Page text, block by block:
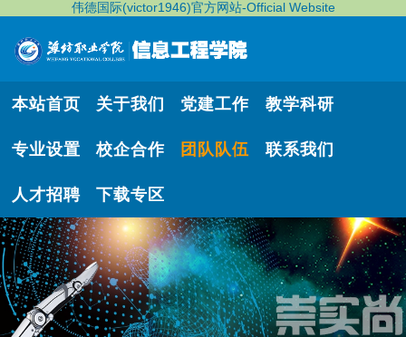
伟德国际(victor1946)官方网站-Official Website
本站首页 关于我们 党建工作 教学科研
专业设置 校企合作 团队队伍 联系我们
人才招聘 下载专区